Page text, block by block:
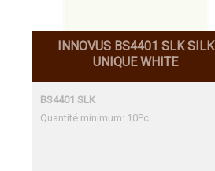
INNOVUS BS4401 SLK SILK
UNIQUE WHITE
BS4401 SLK
Quantité minimum: 10Pc